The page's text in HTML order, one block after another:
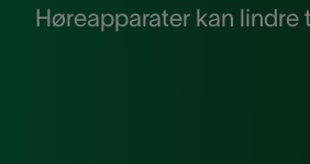
Høreapparater kan